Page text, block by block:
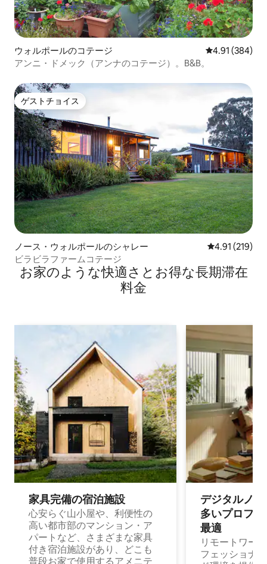
ウォルポールのコテージ レビュー384
4.91 (384)
アンニ・ドメック（アンナのコテージ）。B&B。
ゲストチョイス
ゲストチョイス
ノース・ウォルポールのシャレー レビュー219
4.91 (219)
ビラビラファームコテージ
お家のような快⁠適⁠さ⁠とお⁠得⁠な長⁠期⁠滞⁠在
料⁠金
家具完備の宿⁠泊⁠施⁠設
心安らぐ山小屋や、利便性の
高い都市部のマンション・ア
パートなど、さまざまな家具
付き宿泊施設があり、どこも
普段お家で使用するアメニテ
デジタルノ
多⁠いプ⁠ロ⁠フ⁠
最⁠適
リモートワー
フェッショナ